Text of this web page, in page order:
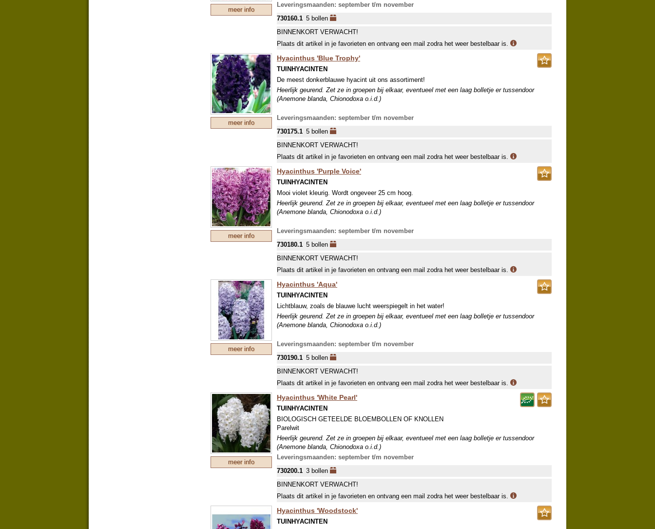
meer info
Leveringsmaanden: september t/m november
730160.1 5 bollen
BINNENKORT VERWACHT!
Plaats dit artikel in je favorieten en ontvang een mail zodra het weer bestelbaar is.
meer info
Hyacinthus 'Blue Trophy'
TUINHYACINTEN
De meest donkerblauwe hyacint uit ons assortiment!
Heerlijk geurend. Zet ze in groepen bij elkaar, eventueel met een laag bolletje er tussendoor
(Anemone blanda, Chionodoxa o.i.d.)
Leveringsmaanden: september t/m november
730175.1 5 bollen
BINNENKORT VERWACHT!
Plaats dit artikel in je favorieten en ontvang een mail zodra het weer bestelbaar is.
meer info
Hyacinthus 'Purple Voice'
TUINHYACINTEN
Mooi violet kleurig. Wordt ongeveer 25 cm hoog.
Heerlijk geurend. Zet ze in groepen bij elkaar, eventueel met een laag bolletje er tussendoor
(Anemone blanda, Chionodoxa o.i.d.)
Leveringsmaanden: september t/m november
730180.1 5 bollen
BINNENKORT VERWACHT!
Plaats dit artikel in je favorieten en ontvang een mail zodra het weer bestelbaar is.
meer info
Hyacinthus 'Aqua'
TUINHYACINTEN
Lichtblauw, zoals de blauwe lucht weerspiegelt in het water!
Heerlijk geurend. Zet ze in groepen bij elkaar, eventueel met een laag bolletje er tussendoor
(Anemone blanda, Chionodoxa o.i.d.)
Leveringsmaanden: september t/m november
730190.1 5 bollen
BINNENKORT VERWACHT!
Plaats dit artikel in je favorieten en ontvang een mail zodra het weer bestelbaar is.
meer info
Hyacinthus 'White Pearl'
TUINHYACINTEN
BIOLOGISCH GETEELDE BLOEMBOLLEN OF KNOLLEN
Parelwit
Heerlijk geurend. Zet ze in groepen bij elkaar, eventueel met een laag bolletje er tussendoor
(Anemone blanda, Chionodoxa o.i.d.)
Leveringsmaanden: september t/m november
730200.1 3 bollen
BINNENKORT VERWACHT!
Plaats dit artikel in je favorieten en ontvang een mail zodra het weer bestelbaar is.
Hyacinthus 'Woodstock'
TUINHYACINTEN